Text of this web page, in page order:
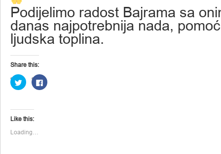
Podijelimo radost Bajrama sa
danas najpotrebnija nada,
ljudska toplina.
Share this:
Click
to
share
(Opens
in
new
Click
to
Like this:
Loading…